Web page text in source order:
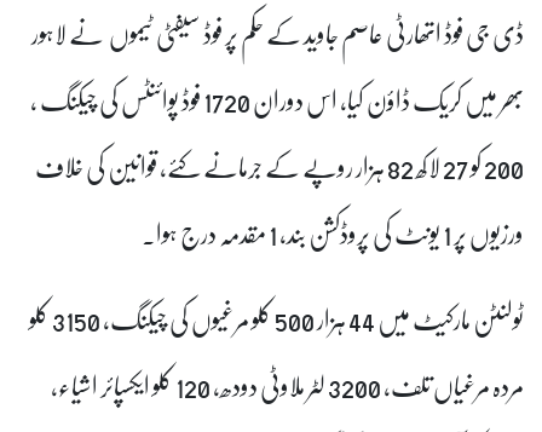
ڈی جی فوڈ اتھارٹی عاصم جاوید کے حکم پر فوڈ سیفٹی ٹیموں نے لاہور
بھر میں کریک ڈاؤنکیا، اس دوران1720 فوڈ پوائنٹس کی چیکنگ
،
200 کو 27 لاکھ 82 ہزار روپے کے جرمانے
کئے،قوانین کی خلاف
ورزیوں پر 1 یونٹ کی پروڈکشن بند، 1 مقدمہ درج ہوا۔
ٹولنٹن مارکیٹ میں 44 ہزار 500 کلو مرغیوں کی چیکنگ، 3150 کلو
مردہ مرغیاں تلف، 3200 لٹر ملاوٹی دودھ، 120 کلو ایکسپائر اشیاء،